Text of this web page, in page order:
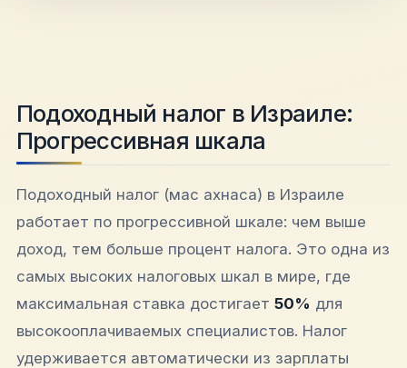
Подоходный налог в Израиле:
Прогрессивная шкала
Подоходный налог (мас ахнаса) в Израиле
работает по прогрессивной шкале: чем выше
доход, тем больше процент налога. Это одна из
самых высоких налоговых шкал в мире, где
максимальная ставка достигает 50% для
высокооплачиваемых специалистов. Налог
удерживается автоматически из зарплаты